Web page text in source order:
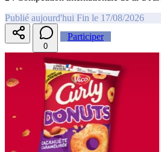
Publié aujourd'hui Fin le 17/08/2026
0
Participer